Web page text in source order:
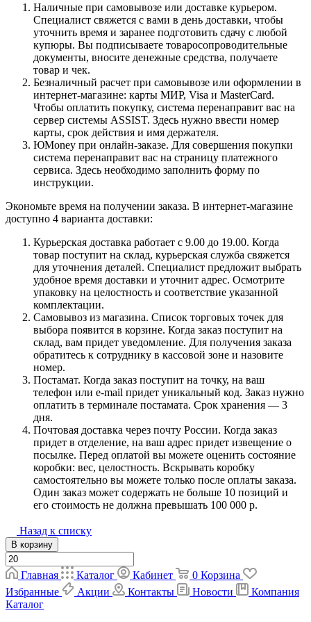
Наличные при самовывозе или доставке курьером.
Специалист свяжется с вами в день доставки, чтобы
уточнить время и заранее подготовить сдачу с любой
купюры. Вы подписываете товаросопроводительные
документы, вносите денежные средства, получаете
товар и чек.
Безналичный расчет при самовывозе или оформлении в
интернет-магазине: карты МИР, Visa и MasterCard.
Чтобы оплатить покупку, система перенаправит вас на
сервер системы ASSIST. Здесь нужно ввести номер
карты, срок действия и имя держателя.
ЮMoney при онлайн-заказе. Для совершения покупки
система перенаправит вас на страницу платежного
сервиса. Здесь необходимо заполнить форму по
инструкции.
Экономьте время на получении заказа. В интернет-магазине
доступно 4 варианта доставки:
Курьерская доставка работает с 9.00 до 19.00. Когда
товар поступит на склад, курьерская служба свяжется
для уточнения деталей. Специалист предложит выбрать
удобное время доставки и уточнит адрес. Осмотрите
упаковку на целостность и соответствие указанной
комплектации.
Самовывоз из магазина. Список торговых точек для
выбора появится в корзине. Когда заказ поступит на
склад, вам придет уведомление. Для получения заказа
обратитесь к сотруднику в кассовой зоне и назовите
номер.
Постамат. Когда заказ поступит на точку, на ваш
телефон или e-mail придет уникальный код. Заказ нужно
оплатить в терминале постамата. Срок хранения — 3
дня.
Почтовая доставка через почту России. Когда заказ
придет в отделение, на ваш адрес придет извещение о
посылке. Перед оплатой вы можете оценить состояние
коробки: вес, целостность. Вскрывать коробку
самостоятельно вы можете только после оплаты заказа.
Один заказ может содержать не больше 10 позиций и
его стоимость не должна превышать 100 000 р.
Назад к списку
В корзину
Главная Каталог Кабинет 0 Корзина
Избранные
Акции Контакты Новости
Компания
Каталог